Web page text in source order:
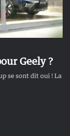
Geely ?
se sont dit oui ! La